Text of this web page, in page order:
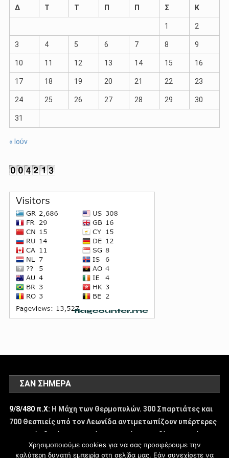
Δ Τ Τ Π Π Σ Κ
1 2
3 4 5 6 7 8 9
10 11 12 13 14 15 16
17 18 19 20 21 22 23
24 25 26 27 28 29 30
31
« Ιούν
ΣΑΝ ΣΉΜΕΡΑ
9/8/480 π.Χ: Η Μάχη των Θερμοπυλών. 300 Σπαρτιάτες και
700 Θεσπιείς υπό τον Λεωνίδα αντιμετωπίζουν υπέρτερες
περσικές δυνάμεις και πίπτουν επί του πεδίου της μάχης.
Σχετικές αναρτήσεις
Χρησιμοποιούμε cookies για να σας προσφέρουμε την
καλύτερη δυνατή εμπειρία στη σελίδα μας. Εάν συνεχίσετε να